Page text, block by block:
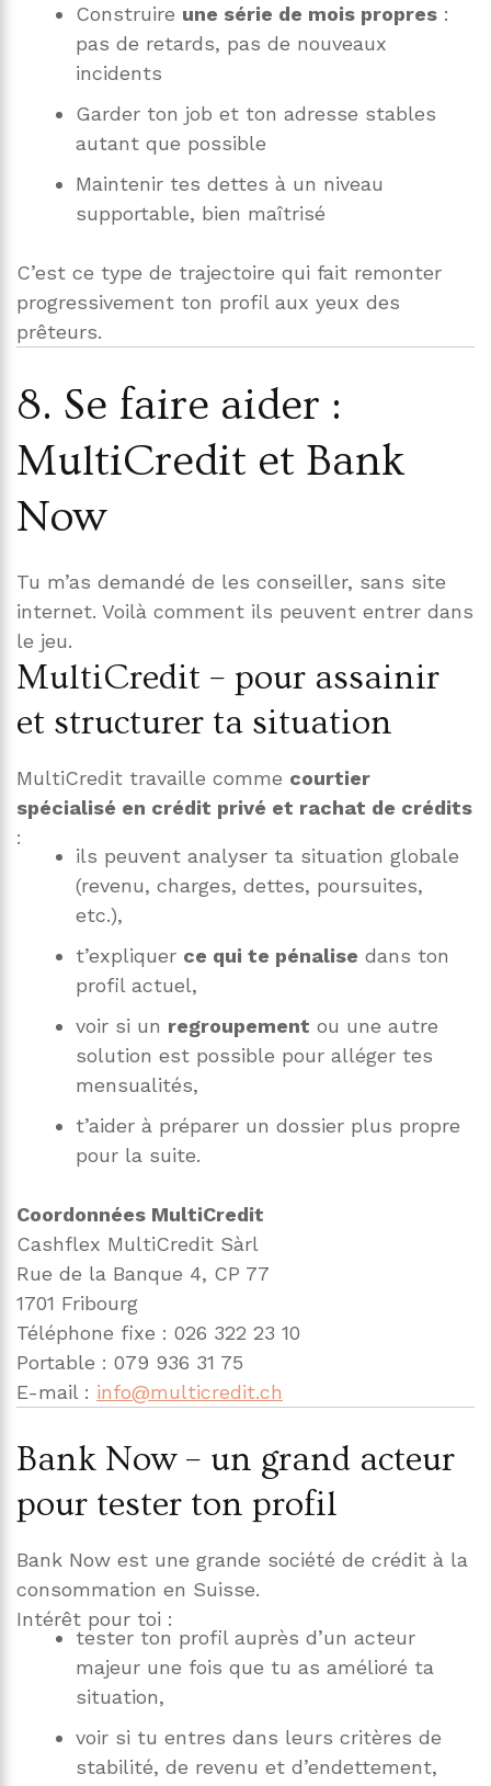
Construire une série de mois propres :
pas de retards, pas de nouveaux
incidents
Garder ton job et ton adresse stables
autant que possible
Maintenir tes dettes à un niveau
supportable, bien maîtrisé
C’est ce type de trajectoire qui fait remonter
progressivement ton profil aux yeux des
prêteurs.
8. Se faire aider :
MultiCredit et Bank
Now
Tu m’as demandé de les conseiller, sans site
internet. Voilà comment ils peuvent entrer dans
le jeu.
MultiCredit – pour assainir
et structurer ta situation
MultiCredit travaille comme courtier
spécialisé en crédit privé et rachat de crédits
:
ils peuvent analyser ta situation globale
(revenu, charges, dettes, poursuites,
etc.),
t’expliquer ce qui te pénalise dans ton
profil actuel,
voir si un regroupement ou une autre
solution est possible pour alléger tes
mensualités,
t’aider à préparer un dossier plus propre
pour la suite.
Coordonnées MultiCredit
Cashflex MultiCredit Sàrl
Rue de la Banque 4, CP 77
1701 Fribourg
Téléphone fixe : 026 322 23 10
Portable : 079 936 31 75
E-mail : info@multicredit.ch
Bank Now – un grand acteur
pour tester ton profil
Bank Now est une grande société de crédit à la
consommation en Suisse.
Intérêt pour toi :
tester ton profil auprès d’un acteur
majeur une fois que tu as amélioré ta
situation,
voir si tu entres dans leurs critères de
stabilité, de revenu et d’endettement,